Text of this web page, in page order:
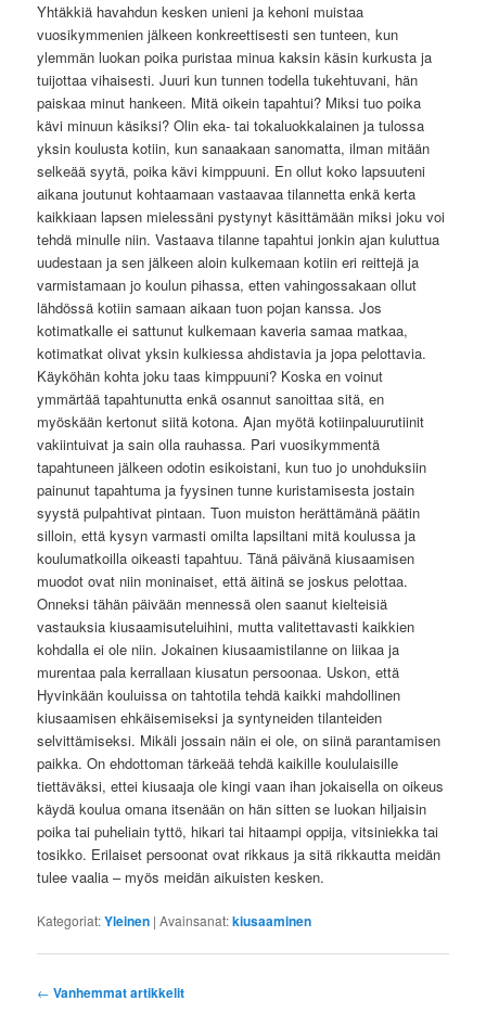
Yhtäkkiä havahdun kesken unieni ja kehoni muistaa
vuosikymmenien jälkeen konkreettisesti sen tunteen, kun
ylemmän luokan poika puristaa minua kaksin käsin kurkusta ja
tuijottaa vihaisesti. Juuri kun tunnen todella tukehtuvani, hän
paiskaa minut hankeen. Mitä oikein tapahtui? Miksi tuo poika
kävi minuun käsiksi? Olin eka- tai tokaluokkalainen ja tulossa
yksin koulusta kotiin, kun sanaakaan sanomatta, ilman mitään
selkeää syytä, poika kävi kimppuuni. En ollut koko lapsuuteni
aikana joutunut kohtaamaan vastaavaa tilannetta enkä kerta
kaikkiaan lapsen mielessäni pystynyt käsittämään miksi joku voi
tehdä minulle niin. Vastaava tilanne tapahtui jonkin ajan kuluttua
uudestaan ja sen jälkeen aloin kulkemaan kotiin eri reittejä ja
varmistamaan jo koulun pihassa, etten vahingossakaan ollut
lähdössä kotiin samaan aikaan tuon pojan kanssa. Jos
kotimatkalle ei sattunut kulkemaan kaveria samaa matkaa,
kotimatkat olivat yksin kulkiessa ahdistavia ja jopa pelottavia.
Käyköhän kohta joku taas kimppuuni? Koska en voinut
ymmärtää tapahtunutta enkä osannut sanoittaa sitä, en
myöskään kertonut siitä kotona. Ajan myötä kotiinpaluurutiinit
vakiintuivat ja sain olla rauhassa. Pari vuosikymmentä
tapahtuneen jälkeen odotin esikoistani, kun tuo jo unohduksiin
painunut tapahtuma ja fyysinen tunne kuristamisesta jostain
syystä pulpahtivat pintaan. Tuon muiston herättämänä päätin
silloin, että kysyn varmasti omilta lapsiltani mitä koulussa ja
koulumatkoilla oikeasti tapahtuu. Tänä päivänä kiusaamisen
muodot ovat niin moninaiset, että äitinä se joskus pelottaa.
Onneksi tähän päivään mennessä olen saanut kielteisiä
vastauksia kiusaamisuteluihini, mutta valitettavasti kaikkien
kohdalla ei ole niin. Jokainen kiusaamistilanne on liikaa ja
murentaa pala kerrallaan kiusatun persoonaa. Uskon, että
Hyvinkään kouluissa on tahtotila tehdä kaikki mahdollinen
kiusaamisen ehkäisemiseksi ja syntyneiden tilanteiden
selvittämiseksi. Mikäli jossain näin ei ole, on siinä parantamisen
paikka. On ehdottoman tärkeää tehdä kaikille koululaisille
tiettäväksi, ettei kiusaaja ole kingi vaan ihan jokaisella on oikeus
käydä koulua omana itsenään on hän sitten se luokan hiljaisin
poika tai puheliain tyttö, hikari tai hitaampi oppija, vitsiniekka tai
tosikko. Erilaiset persoonat ovat rikkaus ja sitä rikkautta meidän
tulee vaalia – myös meidän aikuisten kesken.
Kategoriat:Yleinen |Avainsanat:kiusaaminen
Artikkelien
← Vanhemmat artikkelit